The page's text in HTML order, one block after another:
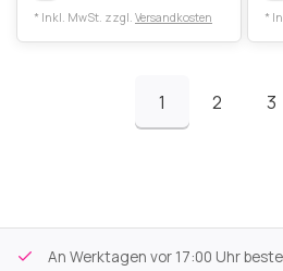
* Inkl. MwSt. zzgl. Versandkosten *
1 2 3
An Werktagen vor 17:00 Uhr